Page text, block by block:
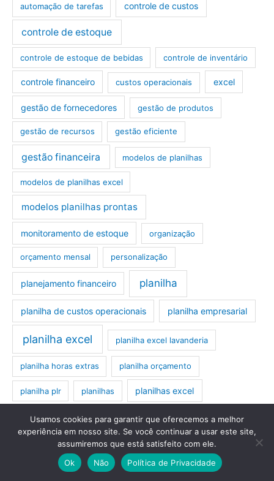
automação de tarefas controle de custos
controle de estoque
controle de estoque de bebidas controle de inventário
controle financeiro custos operacionais excel
gestão de fornecedores gestão de produtos
gestão de recursos gestão eficiente
gestão financeira modelos de planilhas
modelos de planilhas excel
modelos planilhas prontas
monitoramento de estoque organização
orçamento mensal personalização
planejamento financeiro planilha
planilha de custos operacionais planilha empresarial
planilha excel planilha excel lavanderia
planilha horas extras planilha orçamento
planilha plr planilhas planilhas excel
planilhas excel editáveis planilhas excel prontas
planilhas orçamentárias planilhas prontas
plr planilha preço de venda registro de compras
Usamos cookies para garantir que oferecemos a melhor
experiência em nosso site. Se você continuar a usar este site,
assumiremos que está satisfeito com ele.
Ok
Não Política de Privacidade